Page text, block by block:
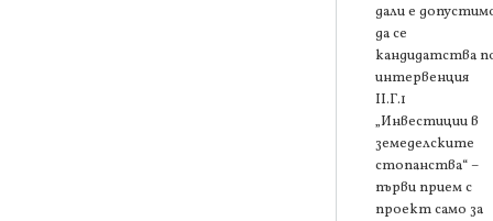
дали е
да се
кандидатства
интервенция
ІІ.Г.1
„Инвестиции в
земеделските
стопанства“ –
първи прием с
проект само за